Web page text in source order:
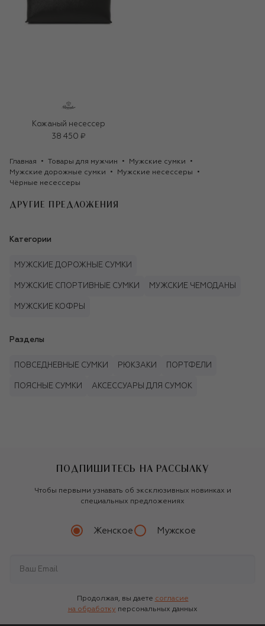
Кожаный несессер
38 450 ₽
Главная Товары для мужчин
Мужские сумки
Мужские дорожные сумки
Мужские несессеры
Чёрные несессеры
ДРУГИЕ ПРЕДЛОЖЕНИЯ
Категории
МУЖСКИЕ ДОРОЖНЫЕ СУМКИ
МУЖСКИЕ СПОРТИВНЫЕ СУМКИ МУЖСКИЕ ЧЕМОДАНЫ
МУЖСКИЕ КОФРЫ
Разделы
ПОВСЕДНЕВНЫЕ СУМКИ РЮКЗАКИ ПОРТФЕЛИ
ПОЯСНЫЕ СУМКИ АКСЕССУАРЫ ДЛЯ СУМОК
ПОДПИШИТЕСЬ НА РАССЫЛКУ
Чтобы первыми узнавать об эксклюзивных новинках и
специальных предложениях
Женское Мужское
Продолжая, вы даете согласие
на обработку персональных данных